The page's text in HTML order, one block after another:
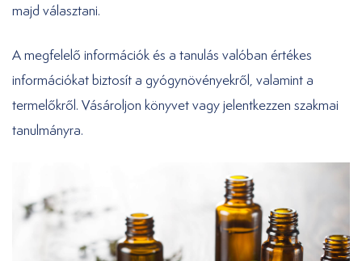
majd választani.
A megfelelő információk és a tanulás valóban értékes
információkat biztosít a gyógynövényekről, valamint a
termelőkről. Vásároljon könyvet vagy jelentkezzen szakmai
tanulmányra.